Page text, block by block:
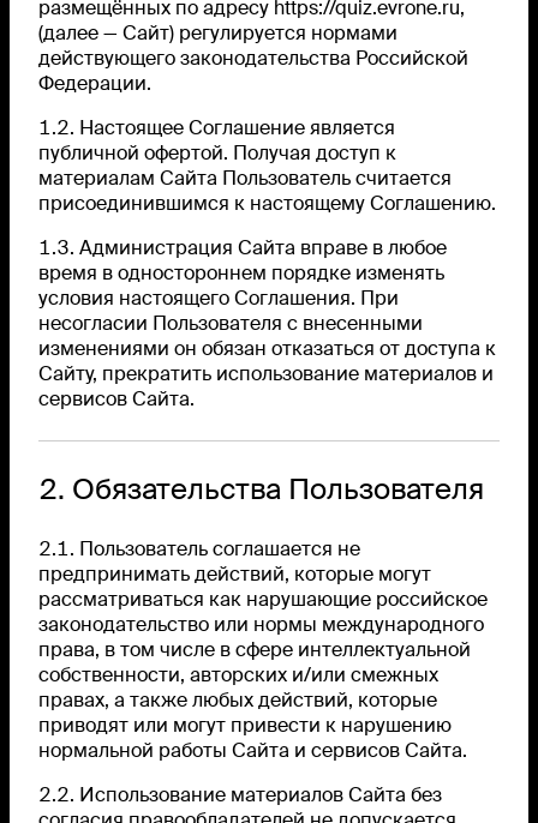
размещённых по адресу https://quiz.evrone.ru,
(далее — Сайт) регулируется нормами
действующего законодательства Российской
Федерации.
1.2. Настоящее Соглашение является
публичной офертой. Получая доступ к
материалам Сайта Пользователь считается
присоединившимся к настоящему Соглашению.
1.3. Администрация Сайта вправе в любое
время в одностороннем порядке изменять
условия настоящего Соглашения. При
несогласии Пользователя с внесенными
изменениями он обязан отказаться от доступа к
Сайту, прекратить использование материалов и
сервисов Сайта.
2. Обязательства Пользователя
2.1. Пользователь соглашается не
предпринимать действий, которые могут
рассматриваться как нарушающие российское
законодательство или нормы международного
права, в том числе в сфере интеллектуальной
собственности, авторских и/или смежных
правах, а также любых действий, которые
приводят или могут привести к нарушению
нормальной работы Сайта и сервисов Сайта.
2.2. Использование материалов Сайта без